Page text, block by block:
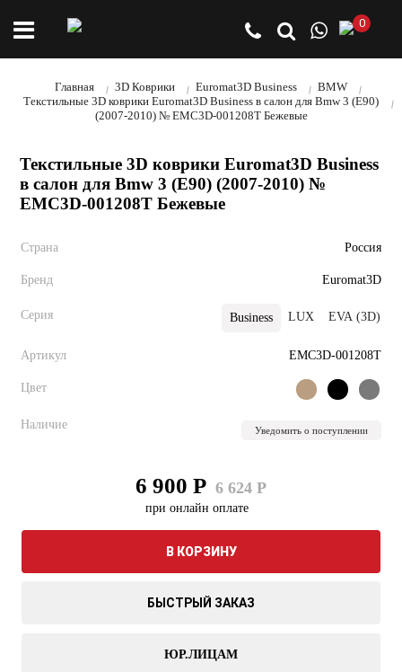
0
Главная 3D Коврики Euromat3D Business
BMW
Текстильные 3D коврики Euromat3D Business в салон для Bmw 3 (E90)
(2007-2010) № EMC3D-001208T Бежевые
Текстильные 3D коврики Euromat3D Business
в салон для Bmw 3 (E90) (2007-2010) №
EMC3D-001208T Бежевые
Страна Россия
Бренд Euromat3D
Серия Business LUX EVA (3D)
Артикул EMC3D-001208T
Цвет
Наличие Уведомить о поступлении
6 900 Р 6 624 Р
при онлайн оплате
В КОРЗИНУ
БЫСТРЫЙ ЗАКАЗ
ЮР.ЛИЦАМ